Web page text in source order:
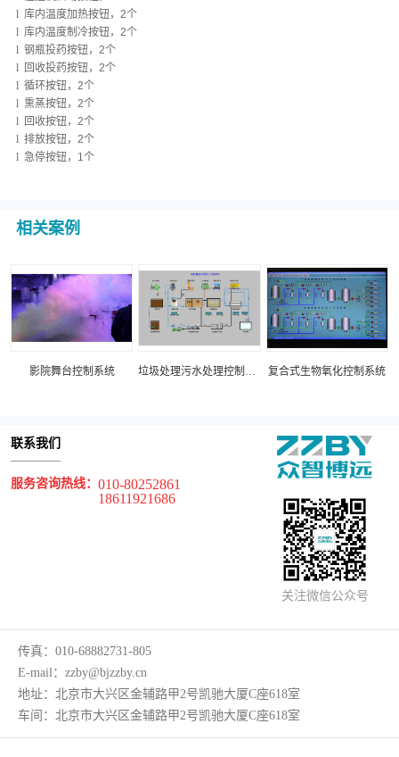
l 库内温度加热按钮，2个
l 库内温度制冷按钮，2个
l 钢瓶投药按钮，2个
l 回收投药按钮，2个
l 循环按钮，2个
l 熏蒸按钮，2个
l 回收按钮，2个
l 排放按钮，2个
l 急停按钮，1个
相关案例
影院舞台控制系统 垃圾处理污水处理控制系统 复合式生物氧化控制系统
联系我们
服务咨询热线： 010-80252861
18611921686
关注微信公众号
传真： 010-68882731-805
E-mail： zzby@bjzzby.cn
地址： 北京市大兴区金辅路甲2号凯驰大厦C座618室
车间： 北京市大兴区金辅路甲2号凯驰大厦C座618室